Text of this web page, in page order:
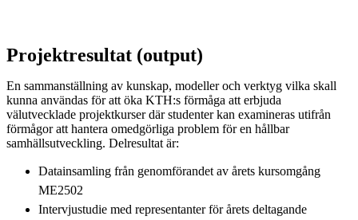
Projektresultat (output)
En sammanställning av kunskap, modeller och verktyg vilka skall
kunna användas för att öka KTH:s förmåga att erbjuda
välutvecklade projektkurser där studenter kan examineras utifrån
förmågor att hantera omedgörliga problem för en hållbar
samhällsutveckling. Delresultat är:
Datainsamling från genomförandet av årets kursomgång
ME2502
Intervjustudie med representanter för årets deltagande